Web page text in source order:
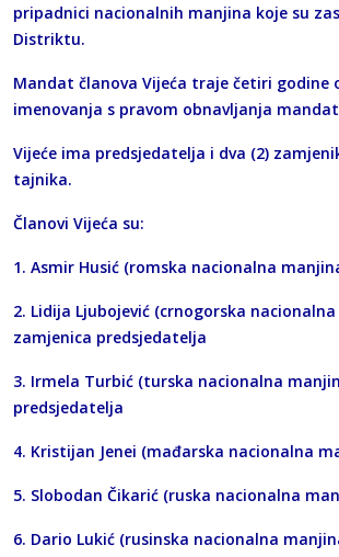
pripadnici nacionalnih manjina koje su
Distriktu.
Mandat članova Vijeća traje četiri godine
imenovanja s pravom obnavljanja
Vijeće ima predsjedatelja i dva (2)
tajnika.
Članovi Vijeća su:
1. Asmir Husić (romska nacionalna
2. Lidija Ljubojević (crnogorska
zamjenica predsjedatelja
3. Irmela Turbić (turska nacionalna
predsjedatelja
4. Kristijan Jenei (mađarska nacionalna
5. Slobodan Čikarić (ruska nacionalna
6. Dario Lukić (rusinska nacionalna